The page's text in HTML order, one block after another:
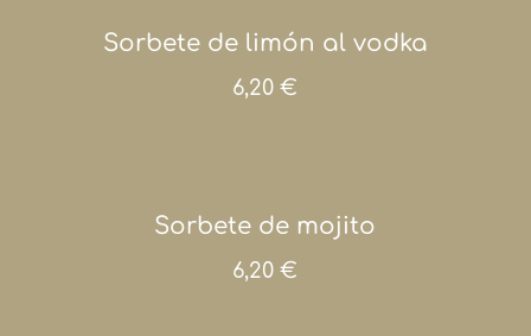
Sorbete de limón al vodka
6,20 €
Sorbete de mojito
6,20 €